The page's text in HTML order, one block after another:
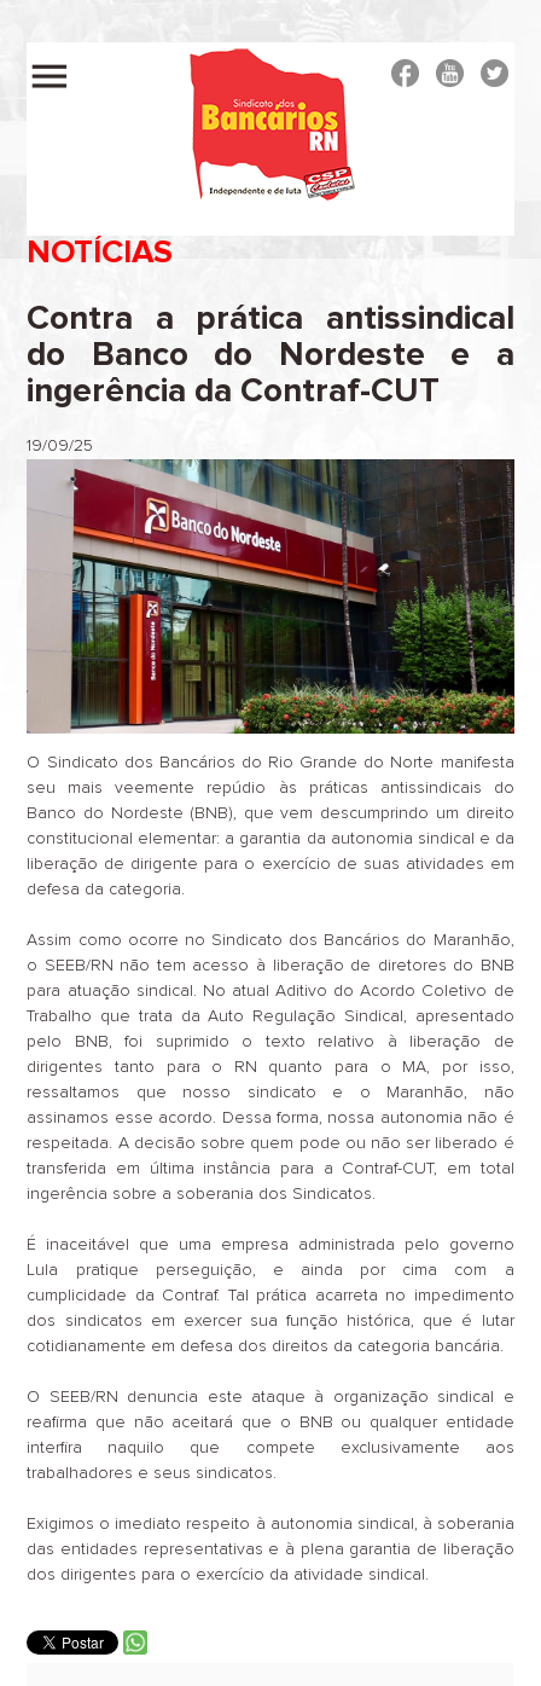
menu
NOTÍCIAS
Contra a prática antissindical
do Banco do Nordeste e a
ingerência da Contraf-CUT
19/09/25
O Sindicato dos Bancários do Rio Grande do Norte manifesta
seu mais veemente repúdio às práticas antissindicais do
Banco do Nordeste (BNB), que vem descumprindo um direito
constitucional elementar: a garantia da autonomia sindical e da
liberação de dirigente para o exercício de suas atividades em
defesa da categoria.
Assim como ocorre no Sindicato dos Bancários do Maranhão,
o SEEB/RN não tem acesso à liberação de diretores do BNB
para atuação sindical. No atual Aditivo do Acordo Coletivo de
Trabalho que trata da Auto Regulação Sindical, apresentado
pelo BNB, foi suprimido o texto relativo à liberação de
dirigentes tanto para o RN quanto para o MA, por isso,
ressaltamos que nosso sindicato e o Maranhão, não
assinamos esse acordo. Dessa forma, nossa autonomia não é
respeitada. A decisão sobre quem pode ou não ser liberado é
transferida em última instância para a Contraf-CUT, em total
ingerência sobre a soberania dos Sindicatos.
É inaceitável que uma empresa administrada pelo governo
Lula pratique perseguição, e ainda por cima com a
cumplicidade da Contraf. Tal prática acarreta no impedimento
dos sindicatos em exercer sua função histórica, que é lutar
cotidianamente em defesa dos direitos da categoria bancária.
O SEEB/RN denuncia este ataque à organização sindical e
reafirma que não aceitará que o BNB ou qualquer entidade
interfira naquilo que compete exclusivamente aos
trabalhadores e seus sindicatos.
Exigimos o imediato respeito à autonomia sindical, à soberania
das entidades representativas e à plena garantia de liberação
dos dirigentes para o exercício da atividade sindical.